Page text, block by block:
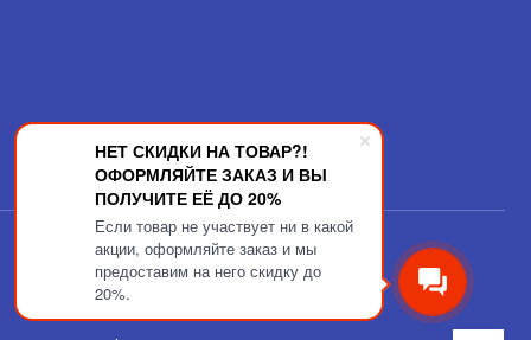
НЕТ СКИДКИ НА ТОВАР?!
ОФОРМЛЯЙТЕ ЗАКАЗ И ВЫ
ПОЛУЧИТЕ ЕЁ ДО 20%
Если товар не участвует ни в какой
акции, оформляйте заказ и мы
предоставим на него скидку до
20%.